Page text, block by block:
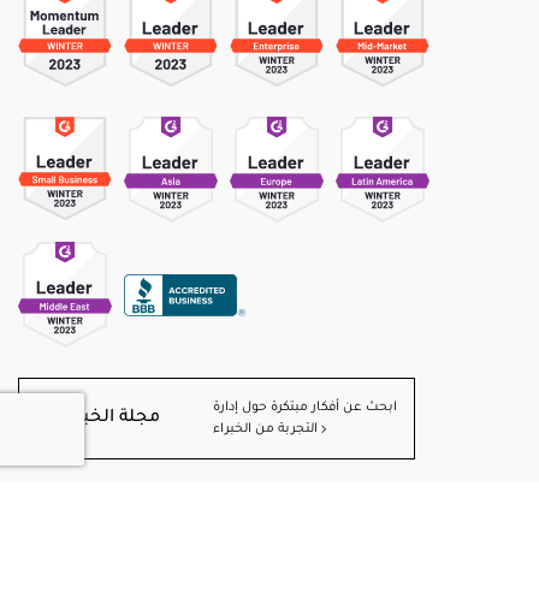
مجلة الخبرة
ابحث عن أفكار مبتكرة حول إدارة